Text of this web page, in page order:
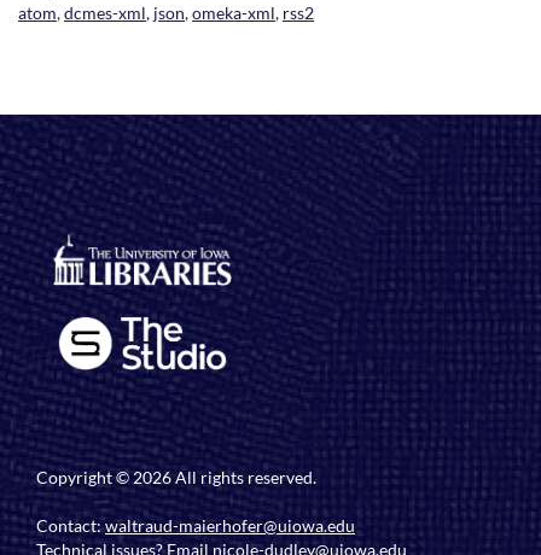
atom,dcmes-xml, json,omeka-xml, rss2
Copyright © 2026 All rights reserved.
Contact:waltraud-maierhofer@uiowa.edu
Technical issues? Email nicole-dudley@uiowa.edu